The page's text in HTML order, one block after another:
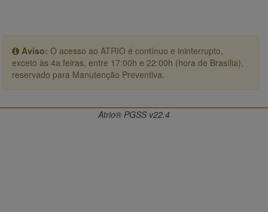
Aviso: O acesso ao ATRIO é contínuo e ininterrupto,
exceto às 4a.feiras, entre 17:00h e 22:00h (hora de Brasília),
reservado para Manutenção Preventiva.
Atrio® PGSS v22.4